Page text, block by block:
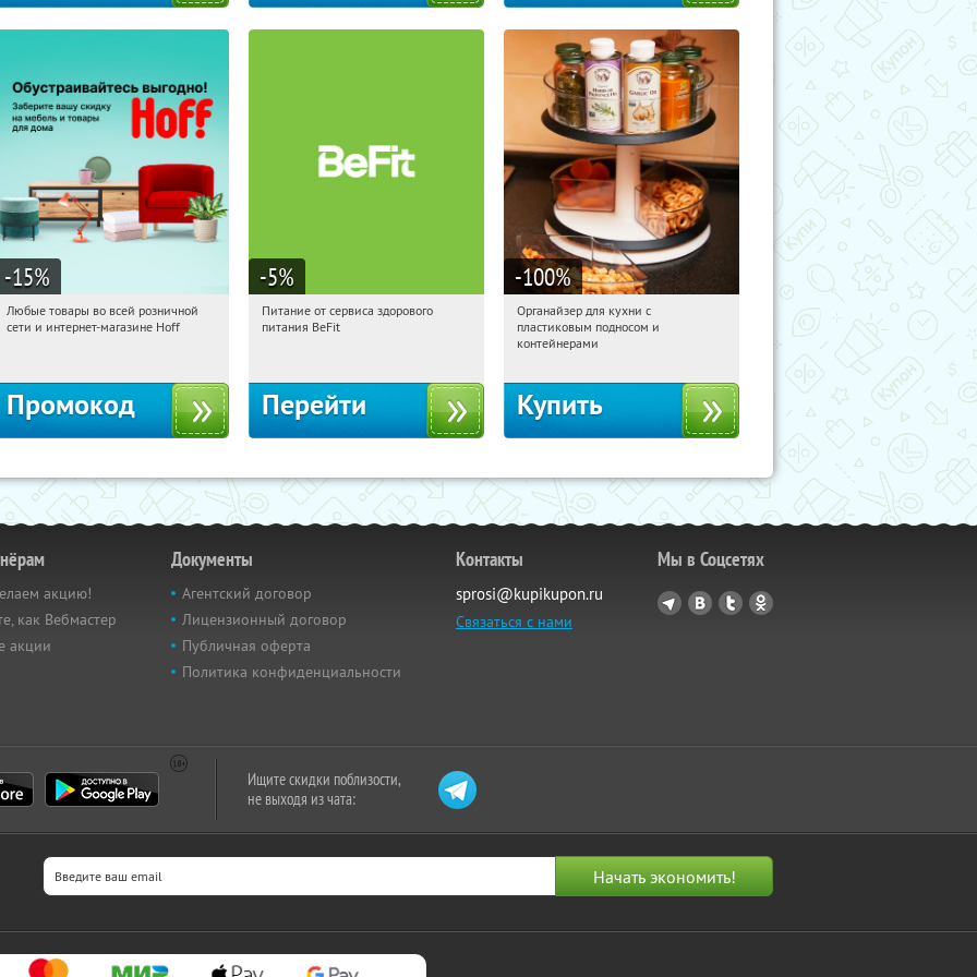
-15%
18:09:22 Получили:
Любые товары во всей розничной
сети и интернет-магазине Hoff
Промокод
-5%
18:09:22
Получи первым!
Питание от сервиса здорового
питания BeFit
Перейти
-100%
18:09:22 Получили:
Россия
Органайзер для кухни с
пластиковым подносом и
контейнерами
Купить
акцию!
как Вебмастер
акции
Документы
Агентский договор
Лицензионный договор
Публичная оферта
Политика конфиденциальности
Контакты
sprosi@kupikupon.ru
Связаться с нами
Мы в Соцсетях
Ищите скидки поблизости,
не выходя из чата: